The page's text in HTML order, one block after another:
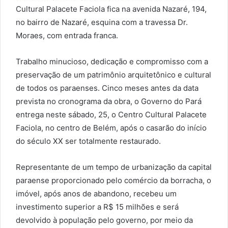
Cultural Palacete Faciola fica na avenida Nazaré, 194,
no bairro de Nazaré, esquina com a travessa Dr.
Moraes, com entrada franca.
Trabalho minucioso, dedicação e compromisso com a
preservação de um patrimônio arquitetônico e cultural
de todos os paraenses. Cinco meses antes da data
prevista no cronograma da obra, o Governo do Pará
entrega neste sábado, 25, o Centro Cultural Palacete
Faciola, no centro de Belém, após o casarão do início
do século XX ser totalmente restaurado.
Representante de um tempo de urbanização da capital
paraense proporcionado pelo comércio da borracha, o
imóvel, após anos de abandono, recebeu um
investimento superior a R$ 15 milhões e será
devolvido à população pelo governo, por meio da